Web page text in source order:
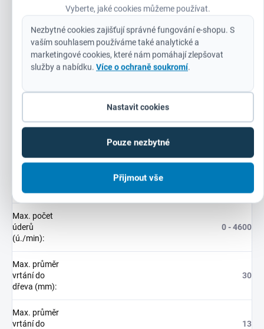
Vyberte, jaké cookies můžeme používat.
Nezbytné cookies zajišťují správné fungování e-shopu. S
vaším souhlasem používáme také analytické a
marketingové cookies, které nám pomáhají zlepšovat
služby a nabídku. Více o ochraně soukromí.
Nastavit cookies
Pouze nezbytné
Přijmout vše
Hladina
akustického
výkonu
(Lwa)
(dB(A)):
Hmotnost
Hmotnost
(EPTA) (kg)
(Ah)
Max. počet
úderů
(ú./min):
0 - 4600
Max. průměr
vrtání do
dřeva (mm):
30
Max. průměr
vrtání do
13